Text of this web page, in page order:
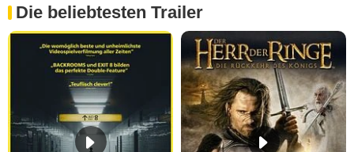
Die beliebtesten Trailer